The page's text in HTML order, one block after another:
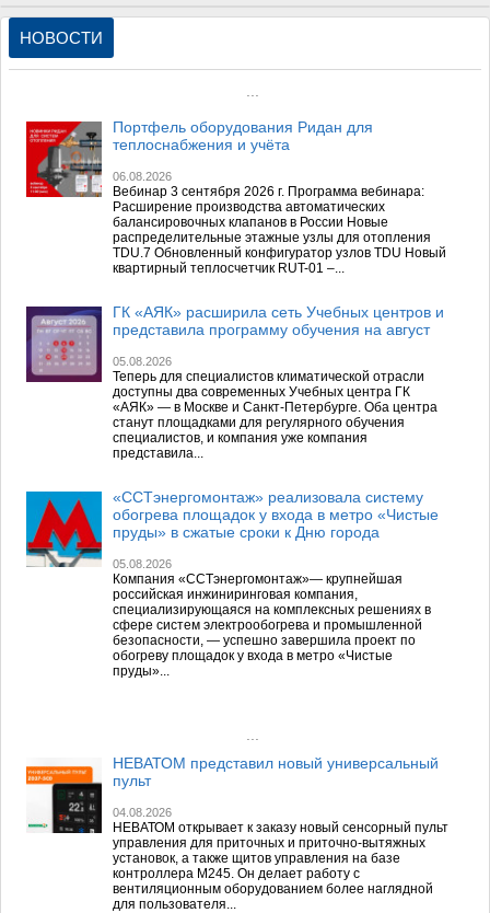
НОВОСТИ
Портфель оборудования Ридан для
теплоснабжения и учёта
06.08.2026
Вебинар 3 сентября 2026 г. Программа вебинара:
Расширение производства автоматических
балансировочных клапанов в России Новые
распределительные этажные узлы для отопления
TDU.7 Обновленный конфигуратор узлов TDU Новый
квартирный теплосчетчик RUT-01 –...
ГК «АЯК» расширила сеть Учебных центров и
представила программу обучения на август
05.08.2026
Теперь для специалистов климатической отрасли
доступны два современных Учебных центра ГК
«АЯК» — в Москве и Санкт-Петербурге. Оба центра
станут площадками для регулярного обучения
специалистов, и компания уже компания
представила...
«ССТэнергомонтаж» реализовала систему
обогрева площадок у входа в метро «Чистые
пруды» в сжатые сроки к Дню города
05.08.2026
Компания «ССТэнергомонтаж»— крупнейшая
российская инжиниринговая компания,
специализирующаяся на комплексных решениях в
сфере систем электрообогрева и промышленной
безопасности, — успешно завершила проект по
обогреву площадок у входа в метро «Чистые
пруды»...
НЕВАТОМ представил новый универсальный
пульт
04.08.2026
НЕВАТОМ открывает к заказу новый сенсорный пульт
управления для приточных и приточно-вытяжных
установок, а также щитов управления на базе
контроллера М245. Он делает работу с
вентиляционным оборудованием более наглядной
для пользователя...